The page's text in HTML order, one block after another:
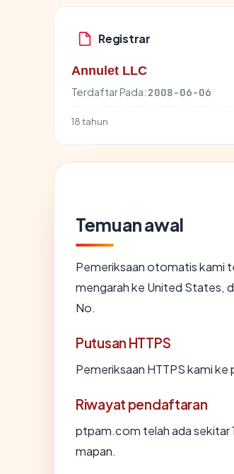
Registrar
Annulet LLC
Terdaftar Pada: 2008-06-06
18 tahun
Temuan awal
Pemeriksaan otomatis kami
mengarah ke United States,
No.
Putusan HTTPS
Pemeriksaan HTTPS kami
Riwayat pendaftaran
ptpam.com telah ada sekitar
mapan.